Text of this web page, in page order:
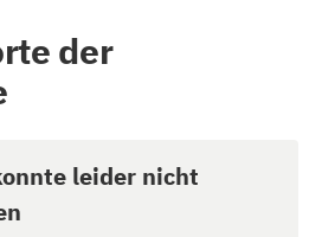
der
leider nicht